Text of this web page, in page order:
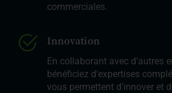
commerciales.
Innovation
En collaborant avec d'autres
bénéficiez d'expertises
vous permettent d'innover et